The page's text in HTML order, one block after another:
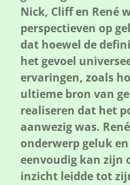
Nick, Cliff en René
perspectieven op
dat hoewel de
het gevoel
ervaringen, zoals
ultieme bron van
realiseren dat het
aanwezig was.
onderwerp geluk
eenvoudig kan zijn
inzicht leidde tot